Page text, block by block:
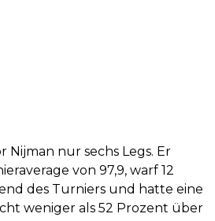
Nijman nur sechs Legs. Er
von 97,9, warf 12
des Turniers und hatte eine
weniger als 52 Prozent über